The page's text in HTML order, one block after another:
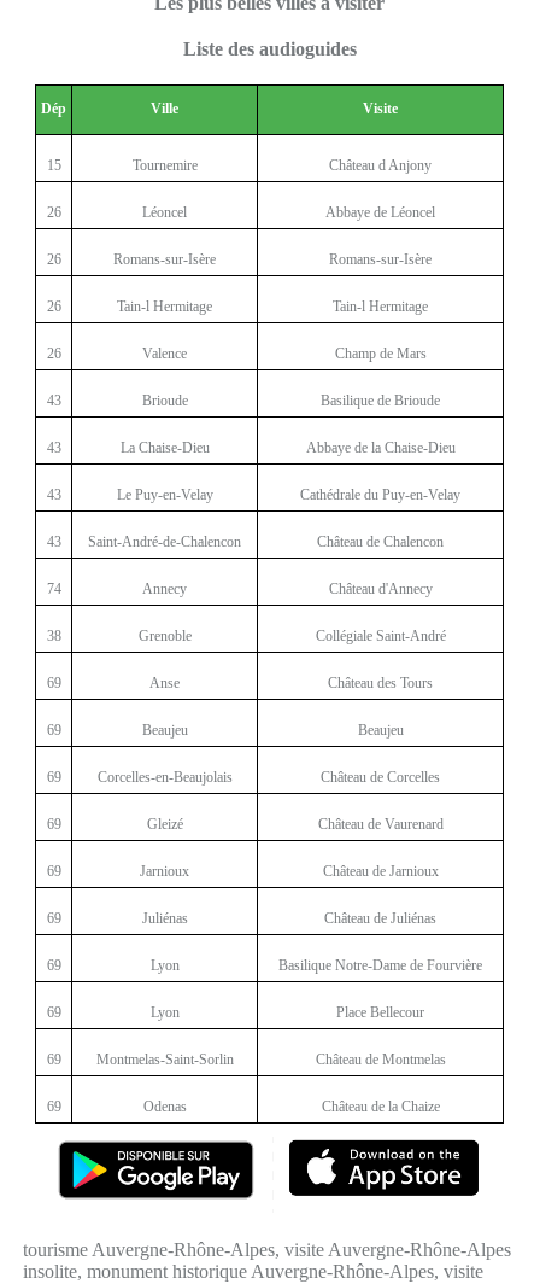
Liste des audioguides
Dép Ville Visite
15 Tournemire Château d Anjony
26 Léoncel Abbaye de Léoncel
26 Romans-sur-Isère Romans-sur-Isère
26 Tain-l Hermitage Tain-l Hermitage
26 Valence Champ de Mars
43 Brioude Basilique de Brioude
43 La Chaise-Dieu Abbaye de la Chaise-Dieu
43 Le Puy-en-Velay Cathédrale du Puy-en-Velay
43 Saint-André-de-Chalencon Château de Chalencon
74 Annecy Château d'Annecy
38 Grenoble Collégiale Saint-André
69 Anse Château des Tours
69 Beaujeu Beaujeu
69 Corcelles-en-Beaujolais Château de Corcelles
69 Gleizé Château de Vaurenard
69 Jarnioux Château de Jarnioux
69 Juliénas Château de Juliénas
69 Lyon Basilique Notre-Dame de Fourvière
69 Lyon Place Bellecour
69 Montmelas-Saint-Sorlin Château de Montmelas
69 Odenas Château de la Chaize
tourisme Auvergne-Rhône-Alpes, visite Auvergne-Rhône-Alpes
insolite, monument historique Auvergne-Rhône-Alpes, visite